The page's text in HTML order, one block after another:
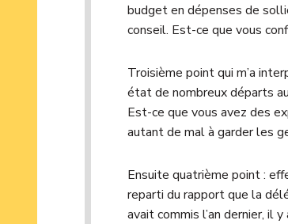
budget en dépenses de
conseil. Est-ce que vous
Troisième point qui m’a
état de nombreux départs
Est-ce que vous avez des
autant de mal à garder les
Ensuite quatrième point :
reparti du rapport que la
avait commis l’an dernier, il